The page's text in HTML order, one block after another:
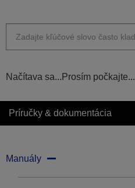
Načítava sa...Prosím počkajte...
Príručky & dokumentácia
Manuály